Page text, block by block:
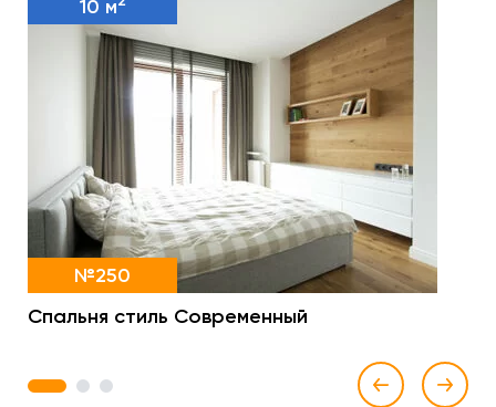
10 м
№250
Спальня стиль Современный
1 2 3